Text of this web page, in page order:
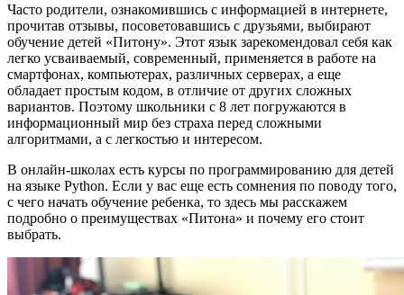
Часто родители, ознакомившись с информацией в интернете,
прочитав отзывы, посоветовавшись с друзьями, выбирают
обучение детей «Питону». Этот язык зарекомендовал себя как
легко усваиваемый, современный, применяется в работе на
смартфонах, компьютерах, различных серверах, а еще
обладает простым кодом, в отличие от других сложных
вариантов. Поэтому школьники с 8 лет погружаются в
информационный мир без страха перед сложными
алгоритмами, а с легкостью и интересом.
В онлайн-школах есть курсы по программированию для детей
на языке Python. Если у вас еще есть сомнения по поводу того,
с чего начать обучение ребенка, то здесь мы расскажем
подробно о преимуществах «Питона» и почему его стоит
выбрать.